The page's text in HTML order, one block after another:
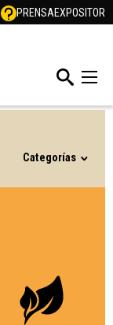
PRENSAEXPOSITOR
Categorías